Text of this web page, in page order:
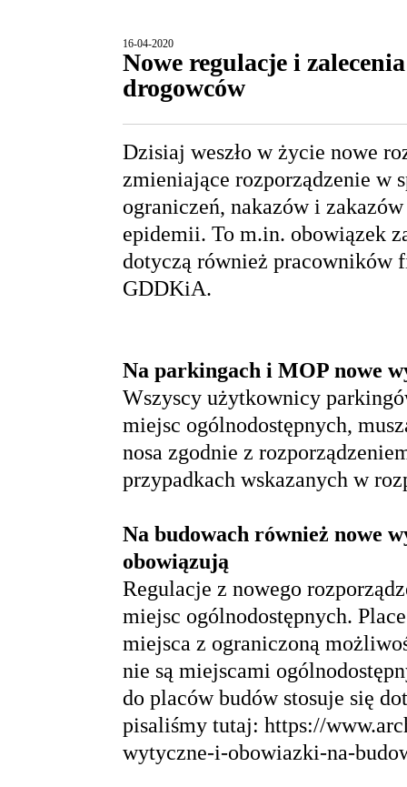
16-04-2020
Nowe regulacje i
drogowców
Dzisiaj weszło w życie nowe
zmieniające rozporządzenie w
ograniczeń, nakazów i
epidemii. To m.in. obowiązek
dotyczą również pracowników
GDDKiA.
Na parkingach i MOP nowe
Wszyscy użytkownicy
miejsc ogólnodostępnych,
nosa zgodnie z
przypadkach wskazanych w
Na budowach również nowe
obowiązują
Regulacje z nowego
miejsc ogólnodostępnych.
miejsca z ograniczoną
nie są miejscami
do placów budów stosuje się
pisaliśmy tutaj: https://
wytyczne-i-obowiazki-na-